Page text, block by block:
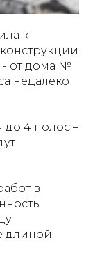
к
- от дома №
недалеко
до 4 полос –
в
длиной